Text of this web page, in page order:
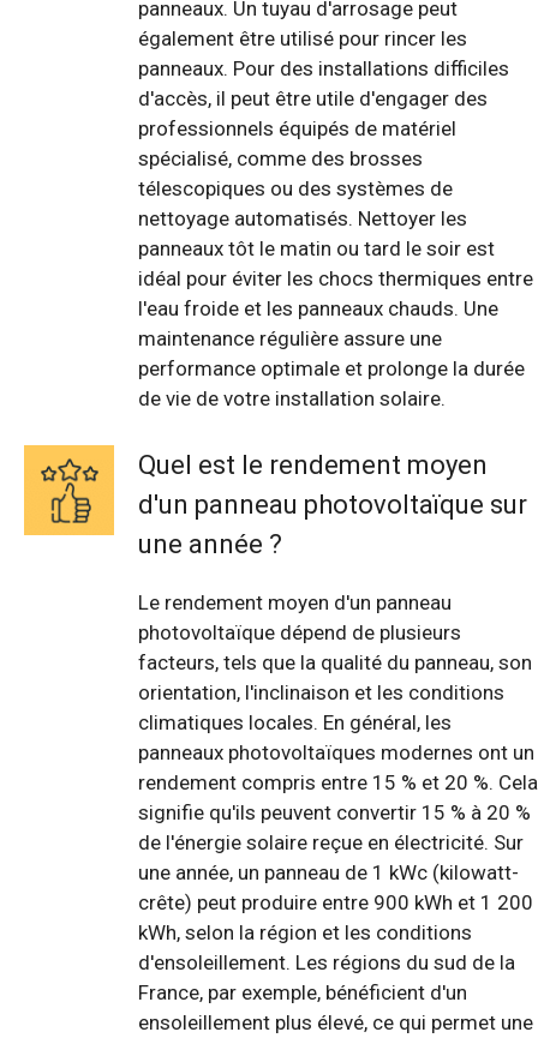
panneaux. Un tuyau d'arrosage peut
également être utilisé pour rincer les
panneaux. Pour des installations difficiles
d'accès, il peut être utile d'engager des
professionnels équipés de matériel
spécialisé, comme des brosses
télescopiques ou des systèmes de
nettoyage automatisés. Nettoyer les
panneaux tôt le matin ou tard le soir est
idéal pour éviter les chocs thermiques entre
l'eau froide et les panneaux chauds. Une
maintenance régulière assure une
performance optimale et prolonge la durée
de vie de votre installation solaire.
Quel est le rendement moyen
d'un panneau photovoltaïque sur
une année ?
Le rendement moyen d'un panneau
photovoltaïque dépend de plusieurs
facteurs, tels que la qualité du panneau, son
orientation, l'inclinaison et les conditions
climatiques locales. En général, les
panneaux photovoltaïques modernes ont un
rendement compris entre 15 % et 20 %. Cela
signifie qu'ils peuvent convertir 15 % à 20 %
de l'énergie solaire reçue en électricité. Sur
une année, un panneau de 1 kWc (kilowatt-
crête) peut produire entre 900 kWh et 1 200
kWh, selon la région et les conditions
d'ensoleillement. Les régions du sud de la
France, par exemple, bénéficient d'un
ensoleillement plus élevé, ce qui permet une